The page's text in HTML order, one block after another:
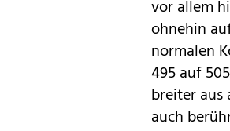
vor allem
ohnehin
normalen
495 auf
breiter aus
auch